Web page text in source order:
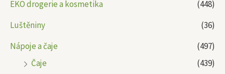
EKO drogerie a kosmetika
(448)
Luštěniny
(36)
Nápoje a čaje
(497)
Čaje
(439)